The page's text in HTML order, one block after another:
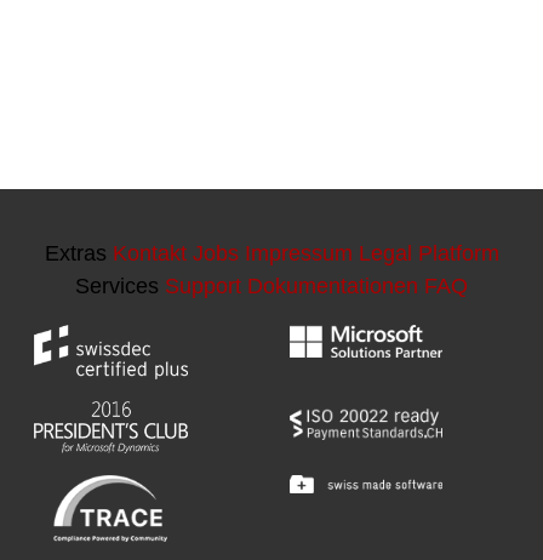
Extras Kontakt Jobs Impressum Legal Platform
Services Support Dokumentationen FAQ